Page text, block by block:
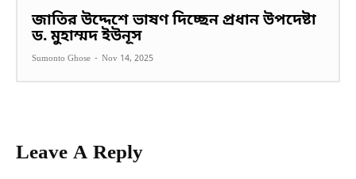
জাতির উদ্দেশে ভাষণ দিচ্ছেন প্রধান উপদেষ্টা
ড. মুহাম্মদ ইউনূস
Sumonto Ghose - Nov 14, 2025
Leave A Reply